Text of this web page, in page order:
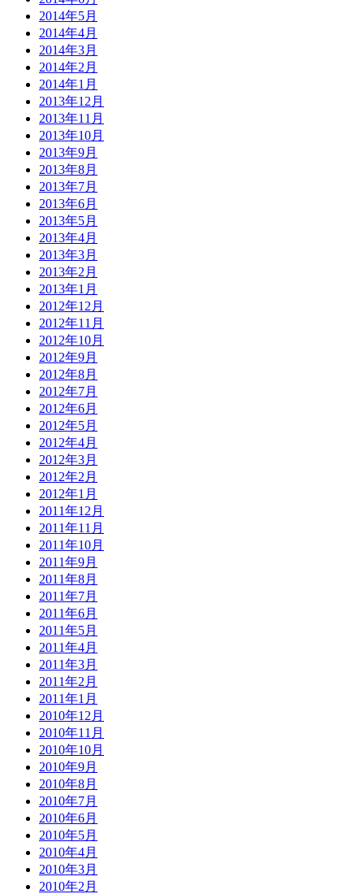
2014年5月
2014年4月
2014年3月
2014年2月
2014年1月
2013年12月
2013年11月
2013年10月
2013年9月
2013年8月
2013年7月
2013年6月
2013年5月
2013年4月
2013年3月
2013年2月
2013年1月
2012年12月
2012年11月
2012年10月
2012年9月
2012年8月
2012年7月
2012年6月
2012年5月
2012年4月
2012年3月
2012年2月
2012年1月
2011年12月
2011年11月
2011年10月
2011年9月
2011年8月
2011年7月
2011年6月
2011年5月
2011年4月
2011年3月
2011年2月
2011年1月
2010年12月
2010年11月
2010年10月
2010年9月
2010年8月
2010年7月
2010年6月
2010年5月
2010年4月
2010年3月
2010年2月